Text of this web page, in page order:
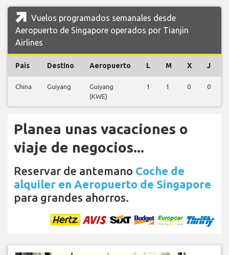
Vuelos programados semanales desde
Aeropuerto de Singapore operados por Tianjin
Airlines
País Destino Aeropuerto L M X J
China Guiyang
Guiyang
(KWE)
1 1 0 0
Planea unas vacaciones o
viaje de negocios...
Reservar de antemano Coche de
alquiler en Aeropuerto de Singapore
para grandes ahorros.